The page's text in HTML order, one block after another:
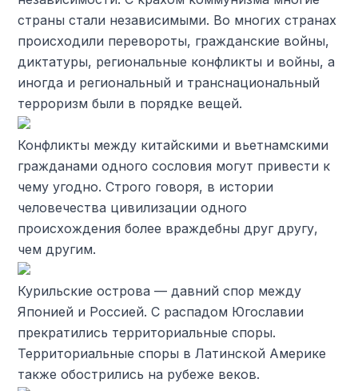
страны стали независимыми. Во многих странах
происходили перевороты, гражданские войны,
диктатуры, региональные конфликты и войны, а
иногда и региональный и транснациональный
терроризм были в порядке вещей.
Конфликты между китайскими и вьетнамскими
гражданами одного сословия могут привести к
чему угодно. Строго говоря, в истории
человечества цивилизации одного
происхождения более враждебны друг другу,
чем другим.
Курильские острова — давний спор между
Японией и Россией. С распадом Югославии
прекратились территориальные споры.
Территориальные споры в Латинской Америке
также обострились на рубеже веков.